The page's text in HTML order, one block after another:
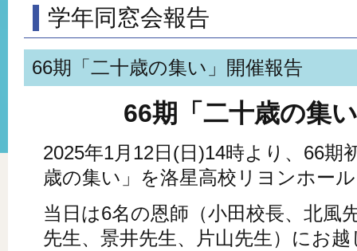
学年同窓会報告
66期「二十歳の集い」開催報告
66期「二十歳の集
2025年1月12日(日)14時より、66期
歳の集い」を洛星高校リヨンホー
当日は6名の恩師（小田校長、北風
先生、景井先生、片山先生）にお